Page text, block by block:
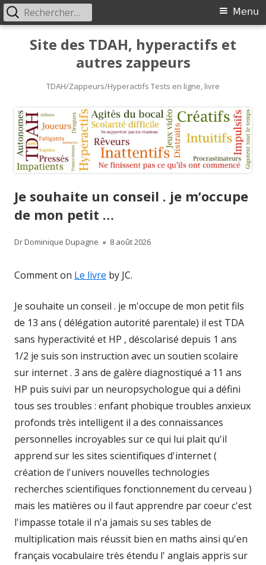
Site des TDAH, hyperactifs et
autres zappeurs
TDAH/Zappeurs/Hyperactifs Tests en ligne, livre
Primary
Menu
Menu
Rechercher :
Je souhaite un conseil . je m’occupe
de mon petit …
Author
Dr Dominique Dupagne
Published
8 août 2026
Comment on Le livre by JC.
Je souhaite un conseil . je m'occupe de mon petit fils
de 13 ans ( délégation autorité parentale) il est TDA
sans hyperactivité et HP , déscolarisé depuis 1 ans
1/2 je suis son instruction avec un soutien scolaire
sur internet . 3 ans de galère diagnostiqué a 11 ans
HP puis suivi par un neuropsychologue qui a défini
tous ses troubles : enfant phobique troubles anxieux
profonds très intelligent il a des connaissances
personnelles incroyables sur ce qui lui plait qu'il
apprend sur les sites scientifiques d'internet (
création de l'univers nouvelles technologies
recherches scientifiques fonctionnement du cerveau )
mais les matières ou il faut apprendre par coeur c'est
l'impasse totale il n'a jamais su ses tables de
multiplication mais réussit bien en maths ainsi qu'en
français vocabulaire très étendu l' anglais appris sur